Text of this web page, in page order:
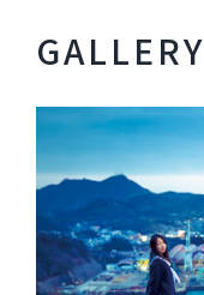
GALLERY